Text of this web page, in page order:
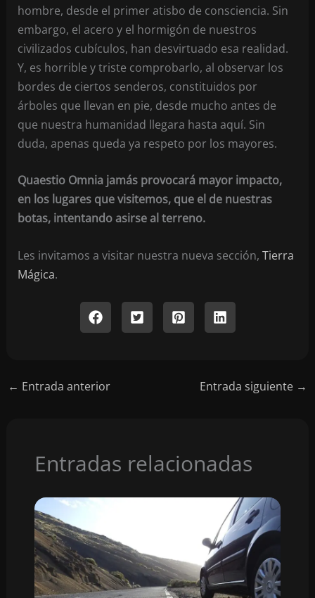
hombre, desde el primer atisbo de consciencia. Sin
embargo, el acero y el hormigón de nuestros
civilizados cubículos, han desvirtuado esa realidad.
Y, es horrible y triste comprobarlo, al observar los
bordes de ciertos senderos, constituidos por
árboles que llevan en pie, desde mucho antes de
que nuestra humanidad llegara hasta aquí. Sin
duda, apenas queda ya respeto por los mayores.
Quaestio Omnia jamás provocará mayor impacto,
en los lugares que visitemos, que el de nuestras
botas, intentando asirse al terreno.
Les invitamos a visitar nuestra nueva sección, Tierra
Mágica.
← Entrada anterior Entrada siguiente →
Entradas relacionadas